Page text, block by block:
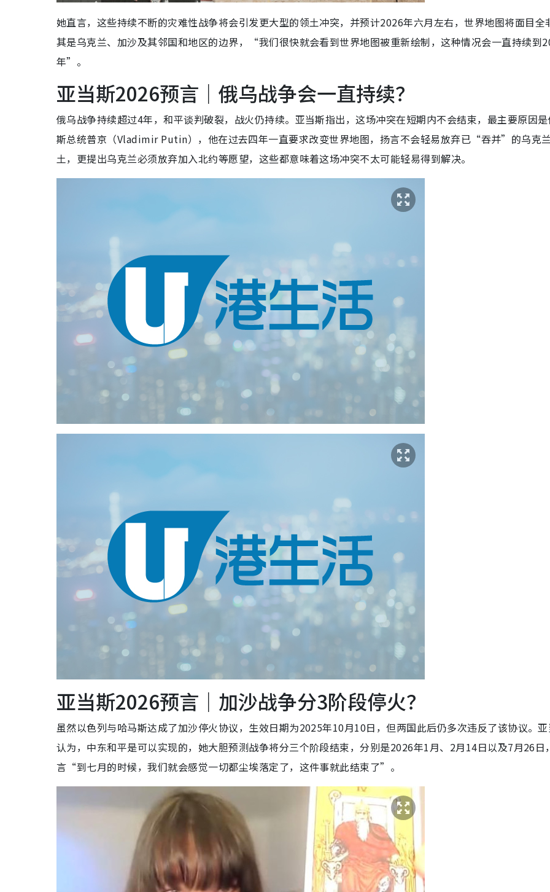
她直言，这些持续不断的灾难性战争将会引发更大型的领土冲突，并预计2026年六月左右，世界地图将面目全
其是乌克兰、加沙及其邻国和地区的边界，“我们很快就会看到世界地图被重新绘制，这种情况会一直持续到
年”。
亚当斯2026预言｜俄乌战争会一直持续？
俄乌战争持续超过4年，和平谈判破裂，战火仍持续。亚当斯指出，这场冲突在短期内不会结束，最主要原因是
斯总统普京（Vladimir Putin），他在过去四年一直要求改变世界地图，扬言不会轻易放弃已“吞并”的乌克
土，更提出乌克兰必须放弃加入北约等愿望，这些都意味着这场冲突不太可能轻易得到解决。
亚当斯2026预言｜加沙战争分3阶段停火？
虽然以色列与哈马斯达成了加沙停火协议，生效日期为2025年10月10日，但两国此后仍多次违反了该协议。亚
认为，中东和平是可以实现的，她大胆预测战争将分三个阶段结束，分别是2026年1月、2月14日以及7月26日
言“到七月的时候，我们就会感觉一切都尘埃落定了，这件事就此结束了”。